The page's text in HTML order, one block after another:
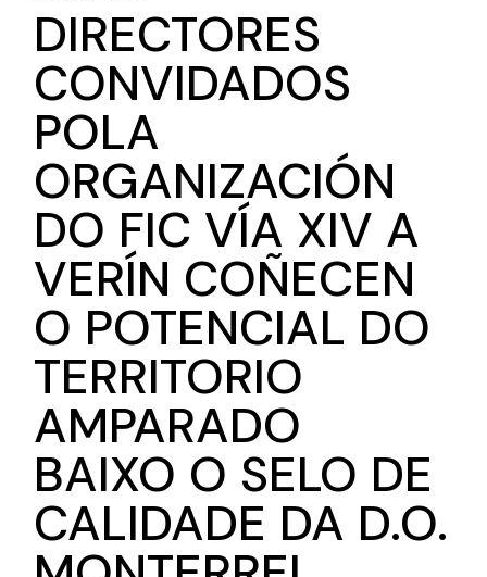
DIRECTORES
CONVIDADOS
POLA
ORGANIZACIÓN
DO FIC VÍA XIV A
VERÍN COÑECEN
O POTENCIAL DO
TERRITORIO
AMPARADO
BAIXO O SELO DE
CALIDADE DA D.O.